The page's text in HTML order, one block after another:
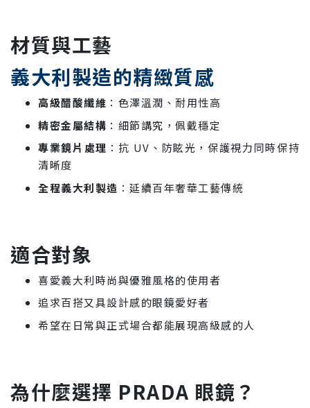
材質與工藝
義大利製造的精緻質感
高級醋酸纖維 ：色澤溫潤、耐用性高
精密金屬結構 ：細節講究，佩戴穩定
專業鏡片處理 ：抗 UV、防眩光，保護視力同時保持
清晰度
全程義大利製造 ：延續百年奢華工藝傳統
適合對象
喜愛義大利時尚與優雅風格的使用者
追求百搭又具設計感的眼鏡愛好者
希望在日常與正式場合都能展現高級感的人
為什麼選擇 PRADA 眼鏡？